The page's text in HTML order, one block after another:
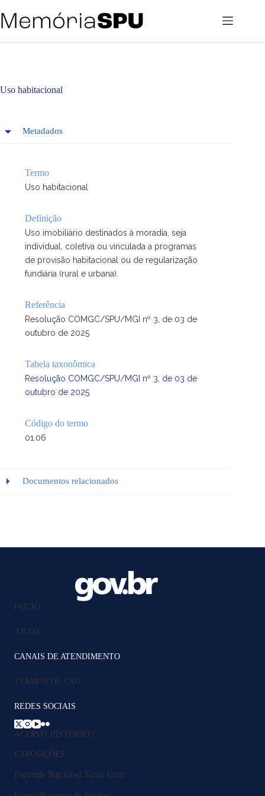
para
o
Uso habitacional
Metadados
Termo
Uso habitacional
Definição
Uso imobiliário destinados à moradia, seja
individual, coletiva ou vinculada a programas
de provisão habitacional ou de regularização
fundiária (rural e urbana).
Referência
Resolução COMGC/SPU/MGI nº 3, de 03 de
outubro de 2025
Tabela taxonômica
Resolução COMGC/SPU/MGI nº 3, de 03 de
outubro de 2025
Código do termo
01.06
Documentos relacionados
INÍCIO
AJUDA
CANAIS DE ATENDIMENTO
TERMOS DE USO
REDES SOCIAIS
ACERVO HISTÓRICO
EXPOSIÇÕES
Fazenda Nacional Santa Cruz